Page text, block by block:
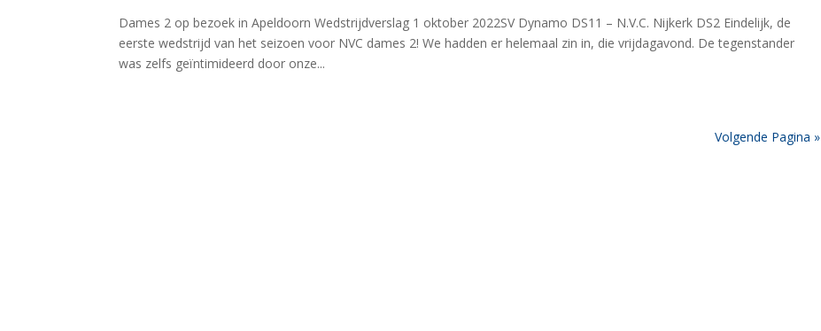
Dames 2 op bezoek in Apeldoorn Wedstrijdverslag 1 oktober 2022SV Dynamo DS11 – N.V.C. Nijkerk DS2 Eindelijk, de
eerste wedstrijd van het seizoen voor NVC dames 2! We hadden er helemaal zin in, die vrijdagavond. De tegenstander
was zelfs geïntimideerd door onze...
Volgende Pagina »